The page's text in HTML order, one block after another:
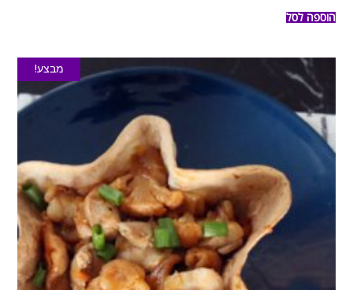
הוספה לסל
מבצע!